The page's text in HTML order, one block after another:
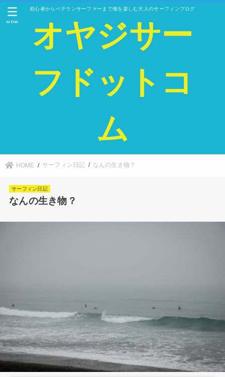
初心者からベテランサーファーまで海を楽しむ大人のサーフィンブログ
オヤジサー
フドットコ
ム
MENU
HOME サーフィン日記 なんの生き物？
サーフィン日記
なんの生き物？